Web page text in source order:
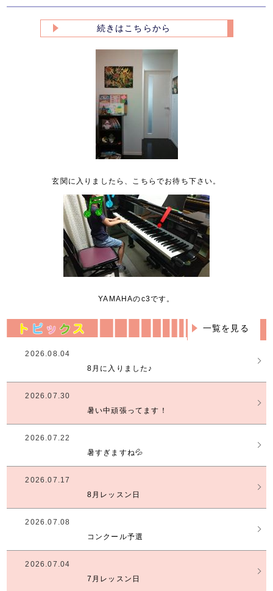
続きはこちらから
玄関に入りましたら、こちらでお待ち下さい。
YAMAHAのc3です。
一覧を見る
2026.08.04
8月に入りました♪
2026.07.30
暑い中頑張ってます！
2026.07.22
暑すぎますね💦
2026.07.17
8月レッスン日
2026.07.08
コンクール予選
2026.07.04
7月レッスン日